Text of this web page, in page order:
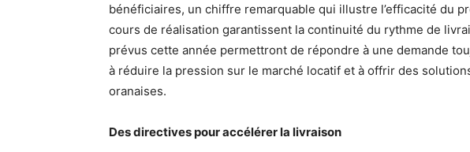
bénéficiaires, un chiffre remarquable qui illustre l’efficacité du
cours de réalisation garantissent la continuité du rythme de
prévus cette année permettront de répondre à une demande
à réduire la pression sur le marché locatif et à offrir des
oranaises.
Des directives pour accélérer la livraison